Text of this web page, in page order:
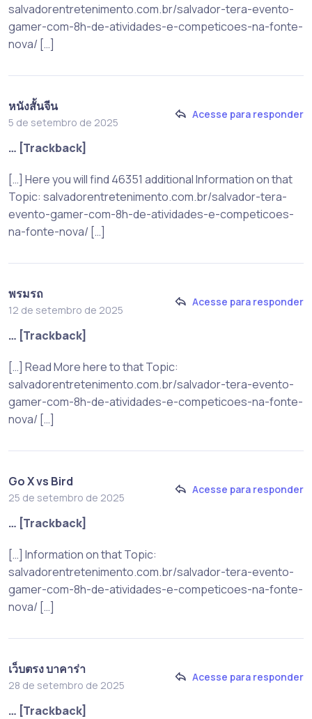
salvadorentretenimento.com.br/salvador-tera-evento-
gamer-com-8h-de-atividades-e-competicoes-na-fonte-
nova/ […]
หนังสั้นจีน
5 de setembro de 2025
Acesse para responder
… [Trackback]
[…] Here you will find 46351 additional Information on that
Topic: salvadorentretenimento.com.br/salvador-tera-
evento-gamer-com-8h-de-atividades-e-competicoes-
na-fonte-nova/ […]
พรมรถ
12 de setembro de 2025
Acesse para responder
… [Trackback]
[…] Read More here to that Topic:
salvadorentretenimento.com.br/salvador-tera-evento-
gamer-com-8h-de-atividades-e-competicoes-na-fonte-
nova/ […]
Go X vs Bird
25 de setembro de 2025
Acesse para responder
… [Trackback]
[…] Information on that Topic:
salvadorentretenimento.com.br/salvador-tera-evento-
gamer-com-8h-de-atividades-e-competicoes-na-fonte-
nova/ […]
เว็บตรง บาคาร่า
28 de setembro de 2025
Acesse para responder
… [Trackback]